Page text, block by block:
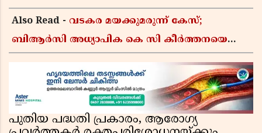
Also Read - വടകര മയക്കുമരുന്ന് കേസ്;
ബിആർസി അധ്യാപിക കെ സി കീർത്തനയെ
പുതിയ പദ്ധതി പ്രകാരം, ആരോഗ്യ